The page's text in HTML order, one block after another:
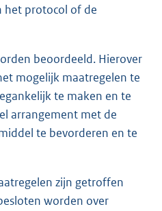
het protocol of de
beoordeeld. Hierover
mogelijk maatregelen te
te maken en te
arrangement met de
te bevorderen en te
zijn getroffen
worden over